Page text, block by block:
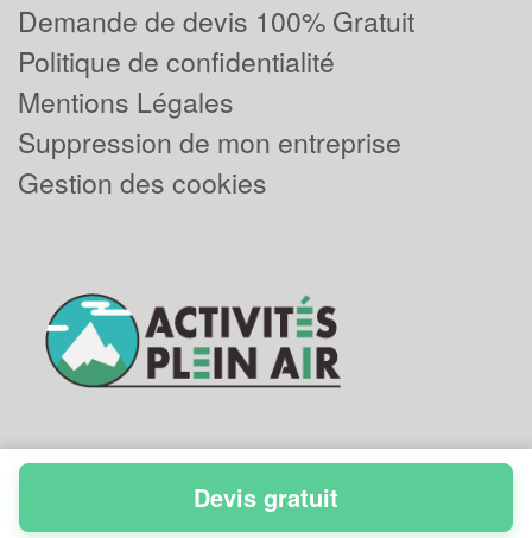
Demande de devis 100% Gratuit
Politique de confidentialité
Mentions Légales
Suppression de mon entreprise
Gestion des cookies
Powered byPlus que pro
Devis gratuit